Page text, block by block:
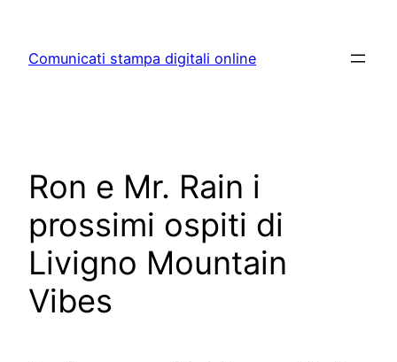
content
Comunicati stampa digitali online
Ron e Mr. Rain i
prossimi ospiti di
Livigno Mountain
Vibes